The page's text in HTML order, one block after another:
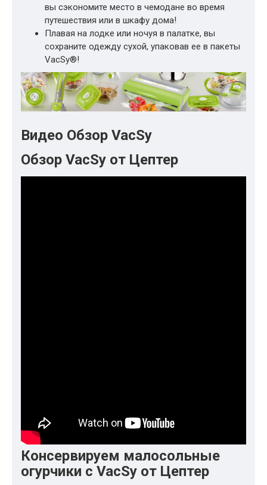
вы сэкономите место в чемодане во время
путешествия или в шкафу дома!
Плавая на лодке или ночуя в палатке, вы
сохраните одежду сухой, упаковав ее в пакеты
VacSy®!
Видео Обзор VacSy
Обзор VacSy от Цептер
Консервируем малосольные
огурчики с VacSy от Цептер